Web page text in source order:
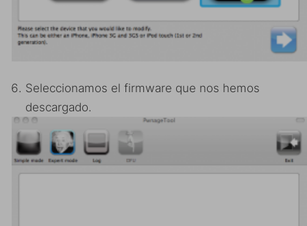
Seleccionamos el firmware que nos hemos
descargado.